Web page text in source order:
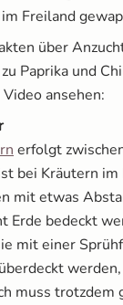
Freiland
über
Paprika und
ansehen:
öffnet in neuem
erfolgt
bei Kräutern
mit etwas
Erde bedeckt
mit einer
muss trotzdem